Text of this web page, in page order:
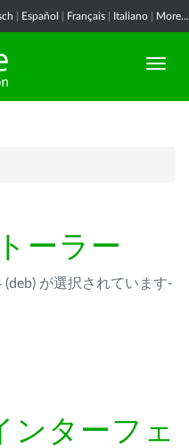
Español Français Italiano More...
ーラー
が選択されています-
ンターフェ